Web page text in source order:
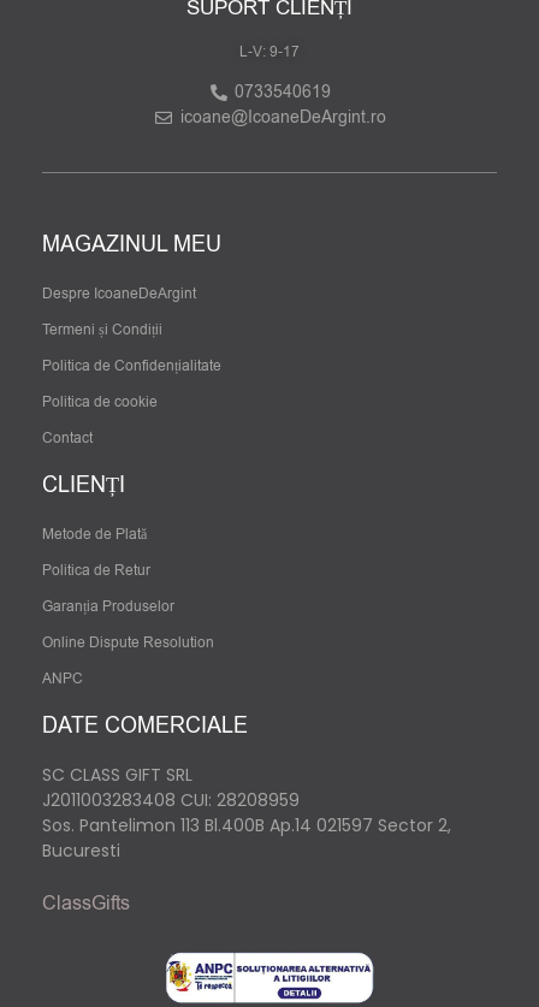
SUPORT CLIENȚI
L-V: 9-17
0733540619
icoane@IcoaneDeArgint.ro
MAGAZINUL MEU
Despre IcoaneDeArgint
Termeni și Condiții
Politica de Confidențialitate
Politica de cookie
Contact
CLIENȚI
Metode de Plată
Politica de Retur
Garanția Produselor
Online Dispute Resolution
ANPC
DATE COMERCIALE
SC CLASS GIFT SRL
J2011003283408 CUI: 28208959
Sos. Pantelimon 113 Bl.400B Ap.14 021597 Sector 2,
Bucuresti
ClassGifts